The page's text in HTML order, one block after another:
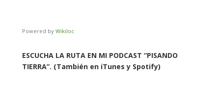
Powered by Wikiloc
ESCUCHA LA RUTA EN MI PODCAST “PISANDO
TIERRA”. (También en iTunes y Spotify)